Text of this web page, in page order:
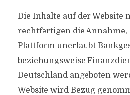
Die Inhalte auf der Website
rechtfertigen die Annahme,
Plattform unerlaubt
beziehungsweise
Deutschland angeboten
Website wird Bezug